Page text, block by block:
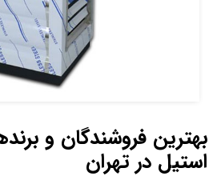
بهترین فروشندگان و
استیل در تهران